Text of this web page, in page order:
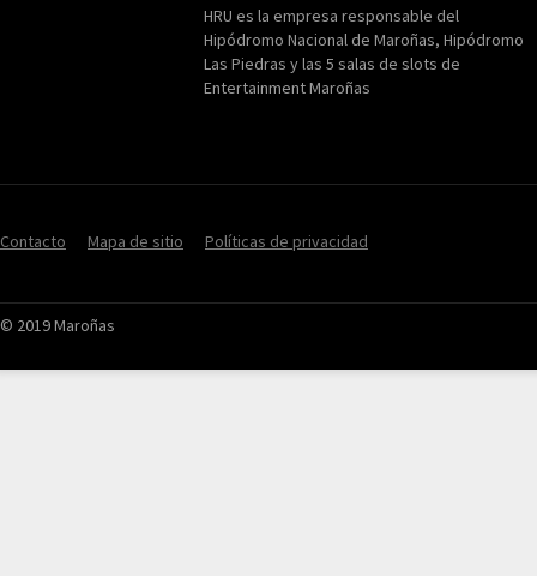
HRU es la empresa responsable del
Hipódromo Nacional de Maroñas, Hipódromo
Las Piedras y las 5 salas de slots de
Entertainment Maroñas
Contacto Mapa de sitio Políticas de privacidad
© 2019 Maroñas